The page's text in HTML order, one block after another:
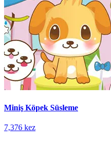
Miniş Köpek Süsleme
7,376 kez